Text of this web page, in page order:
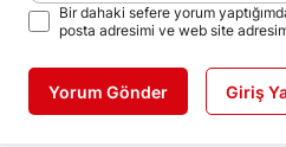
Bir dahaki sefere yorum
posta adresimi ve web site
Yorum Gönder Giriş